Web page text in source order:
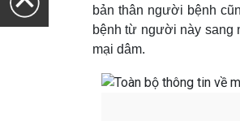
bản thân người bệnh
bệnh từ người này sang
mại dâm.